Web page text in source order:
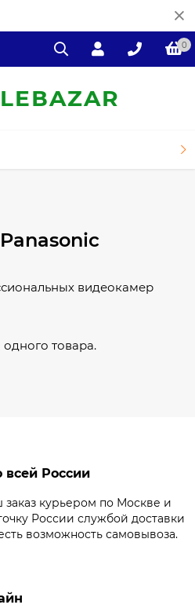
0
ВAZAR
видеокамер
одного товара.
всей России
курьером по Москве и
России службой доставки
возможность самовывоза.